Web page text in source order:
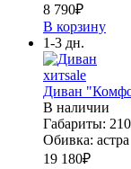
8 790₽
В корзину
1-3 дн.
хитsale
Диван
В наличии
Габариты:
Обивка: астра
19 180₽